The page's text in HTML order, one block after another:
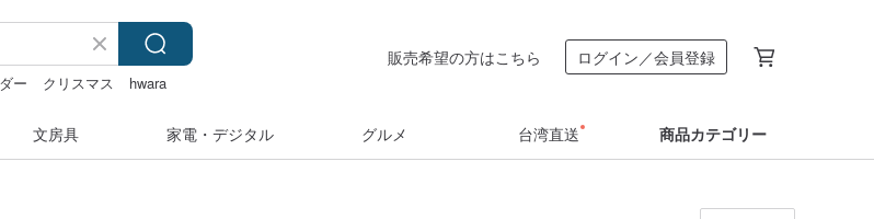
ー クリスマス hwara
販売希望の方はこちら ログイン／会員登録
文房具 家電・デジタル グルメ 台湾直送 商品カテゴリー